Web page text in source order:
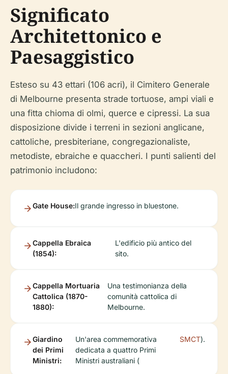
Significato
Architettonico e
Paesaggistico
Esteso su 43 ettari (106 acri), il Cimitero Generale
di Melbourne presenta strade tortuose, ampi viali e
una fitta chioma di olmi, querce e cipressi. La sua
disposizione divide i terreni in sezioni anglicane,
cattoliche, presbiteriane, congregazionaliste,
metodiste, ebraiche e quaccheri. I punti salienti del
patrimonio includono:
Gate House:Il grande ingresso in bluestone.
Cappella Ebraica
(1854):
L'edificio più antico del
sito.
Cappella Mortuaria
Cattolica (1870-
1880):
Una testimonianza della
comunità cattolica di
Melbourne.
Giardino
dei Primi
Ministri:
Un'area commemorativa
dedicata a quattro Primi
Ministri australiani (
SMCT).